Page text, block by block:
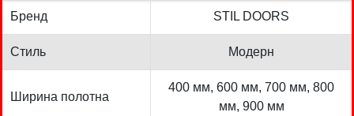
Бренд STIL DOORS
Стиль Модерн
Ширина полотна
400 мм, 600 мм, 700 мм, 800
мм, 900 мм